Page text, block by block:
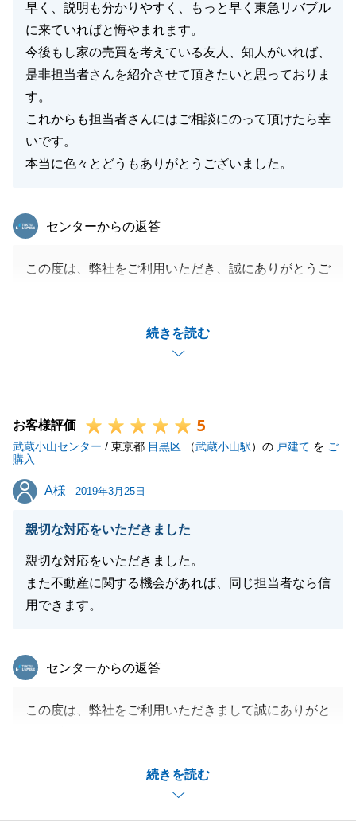
早く、説明も分かりやすく、もっと早く東急リバブル
に来ていればと悔やまれます。
今後もし家の売買を考えている友人、知人がいれば、
是非担当者さんを紹介させて頂きたいと思っておりま
す。
これからも担当者さんにはご相談にのって頂けたら幸
いです。
本当に色々とどうもありがとうございました。
続きを読む
東急リバブル
センターからの返答
この度は、弊社をご利用いただき、誠にありがとうご
不動産のご購入・ご売却は一生に幾度とないことです
ので、ご相談いただいたすべてのお客様に喜んでいた
けて参ります。
今後とも、よろしくお願い申し上げます。
お客様評価 5
武蔵小山センター / 東京都 目黒区 （武蔵小山駅）の 戸建て を ご
購入
A様
A様 2019年3月25日
親切な対応をいただきました
親切な対応をいただきました。
また不動産に関する機会があれば、同じ担当者なら信
用できます。
続きを読む
東急リバブル
センターからの返答
この度は、弊社をご利用いただきまして誠にありがと
今後もお客様に信頼いただけるよう、お客様目線に立
った気配りを心がけてまいります。